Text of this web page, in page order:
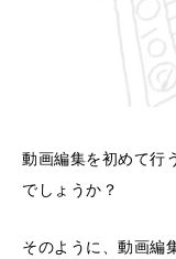
動画編集を初めて行
でしょうか？
そのように、動画編